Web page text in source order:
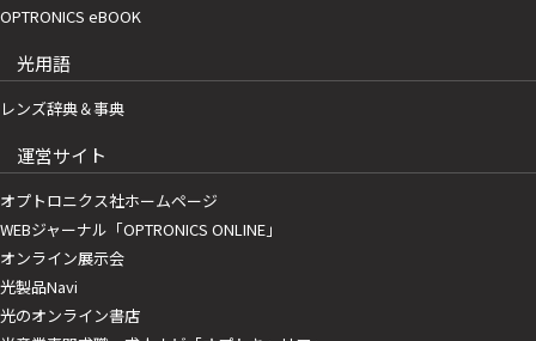
OPTRONICS eBOOK
光用語
レンズ辞典＆事典
運営サイト
オプトロニクス社ホームページ
WEBジャーナル「OPTRONICS ONLINE」
オンライン展示会
光製品Navi
光のオンライン書店